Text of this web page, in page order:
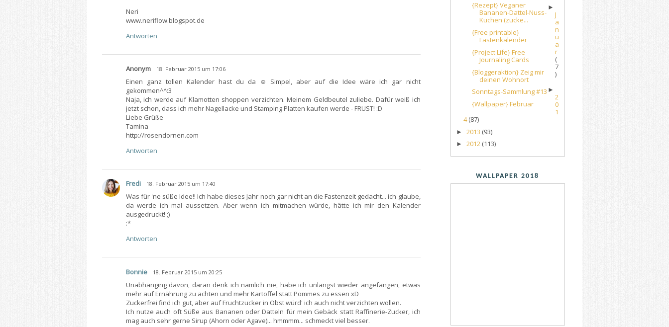
Neri
www.neriflow.blogspot.de
Antworten
Anonym 18. Februar 2015 um 17:06
Einen ganz tollen Kalender hast du da ☺ Simpel, aber auf die Idee wäre ich gar nicht
gekommen^^:3
Naja, ich werde auf Klamotten shoppen verzichten. Meinem Geldbeutel zuliebe. Dafür weiß ich
jetzt schon, dass ich mehr Nagellacke und Stamping Platten kaufen werde - FRUST! :D
Liebe Grüße
Tamina
http://rosendornen.com
Antworten
Fredi 18. Februar 2015 um 17:40
Was für 'ne süße Idee!! Ich habe dieses Jahr noch gar nicht an die Fastenzeit gedacht... ich glaube,
da werde ich mal aussetzen. Aber wenn ich mitmachen würde, hätte ich mir den Kalender
ausgedruckt! ;)
:*
Antworten
Bonnie 18. Februar 2015 um 20:25
Unabhänging davon, daran denk ich nämlich nie, habe ich unlängst wieder angefangen, etwas
mehr auf Ernährung zu achten und mehr Kartoffel statt Pommes zu essen xD
Zuckerfrei find ich gut, aber auf Fruchtzucker in Obst würd' ich auch nicht verzichten wollen.
Ich nutze auch oft Süße aus Bananen oder Datteln für mein Gebäck statt Raffinerie-Zucker, ich
mag auch sehr gerne Sirup (Ahorn oder Agave)... hmmmm... schmeckt viel besser.
{Rezept} Veganer
Bananen-Dattel-Nuss-
Kuchen (zucke...
{Free printable}
Fastenkalender
{Project Life} Free
Journaling Cards
{Bloggeraktion} Zeig mir
deinen Wohnort
Sonntags-Sammlung #13
{Wallpaper} Februar
►
J
a
n
u
a
r
(
7
)
►
2
0
1
4(87)
► 2013 (93)
► 2012 (113)
WALLPAPER 2018